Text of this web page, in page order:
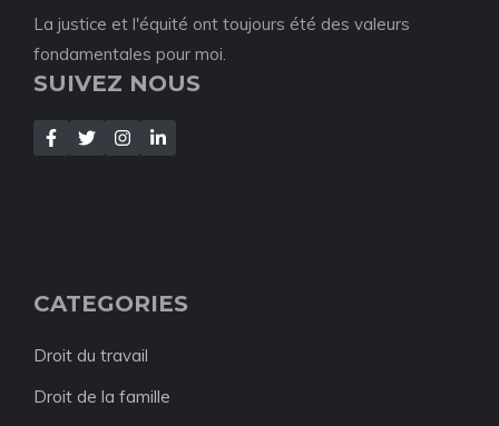
La justice et l'équité ont toujours été des valeurs
fondamentales pour moi.
SUIVEZ NOUS
CATEGORIES
Droit du travail
Droit de la famille